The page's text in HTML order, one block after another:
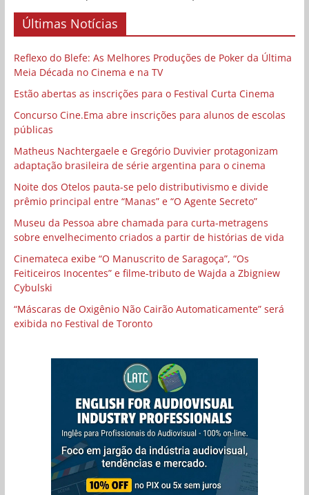
Últimas Notícias
Reflexo do Blefe: As Melhores Produções de Poker da Última
Meia Década no Cinema e na TV
Estão abertas as inscrições para o Festival Curta Cinema
Concurso Cine.Ema abre inscrições para alunos de escolas
públicas
Matheus Nachtergaele e Gregório Duvivier protagonizam
adaptação brasileira de série argentina para o cinema
Noite dos Otelos pauta-se pelo distributivismo e divide
prêmio principal entre “Manas” e “O Agente Secreto”
Museu da Pessoa abre chamada para curta-metragens
sobre envelhecimento criados a partir de histórias de vida
Cinemateca exibe “O Manuscrito de Saragoça”, “Os
Feiticeiros Inocentes” e filme-tributo de Wajda a Zbigniew
Cybulski
“Máscaras de Oxigênio Não Cairão Automaticamente” será
exibida no Festival de Toronto